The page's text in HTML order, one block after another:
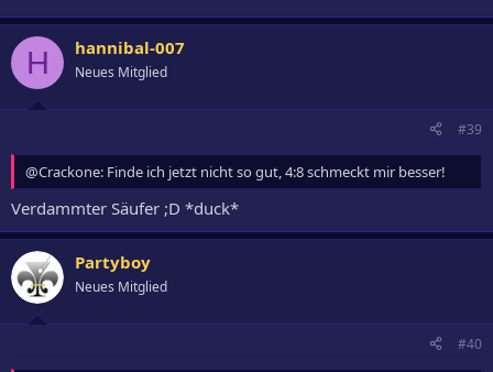
H hannibal-007
Neues Mitglied
#39
@Crackone: Finde ich jetzt nicht so gut, 4:8 schmeckt mir besser!
Verdammter Säufer ;D *duck*
Partyboy
Neues Mitglied
#40